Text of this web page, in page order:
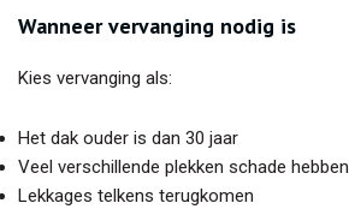
Wanneer vervanging nodig is
Kies vervanging als:
Het dak ouder is dan 30 jaar
Veel verschillende plekken schade hebben
Lekkages telkens terugkomen